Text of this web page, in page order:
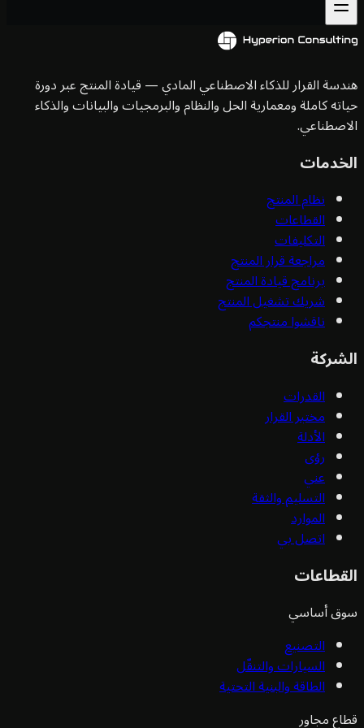
القرار للذكاء الاصطناعي المادي — قيادة المنتج عبر دورة
كاملة ومعمارية الحل والنظام والبرمجيات والبيانات والذكاء
نظام المنتج
القطاعات
التكليفات
مراجعة قرار المنتج
برنامج قيادة المنتج
شريك تشغيل المنتج
ناقشوا منتجكم
القدرات
مختبر القرار
الأدلة
رؤى
عني
التسليم والثقة
الموارد
اتصل بي
أساسي
التصنيع
السيارات والتنقّل
الطاقة والبنية التحتية
مجاور